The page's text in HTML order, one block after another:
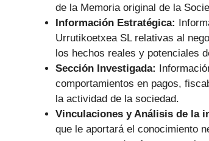
de la Memoria original de la
Información Estratégica:
Urrutikoetxea SL relativas al
los hechos reales y potenciales
Sección Investigada:
comportamientos en pagos,
la actividad de la sociedad.
Vinculaciones y Análisis de la
que le aportará el conocimiento